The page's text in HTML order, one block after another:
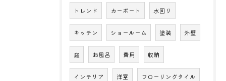
トレンド カーポート 水回り
キッチン ショールーム 塗装 外壁
庭 お風呂 費用 収納
インテリア 洋室 フローリングタイル